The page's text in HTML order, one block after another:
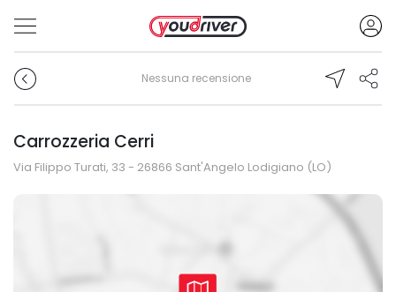
Nessuna recensione
Carrozzeria Cerri
Via Filippo Turati, 33 - 26866 Sant'Angelo Lodigiano (LO)